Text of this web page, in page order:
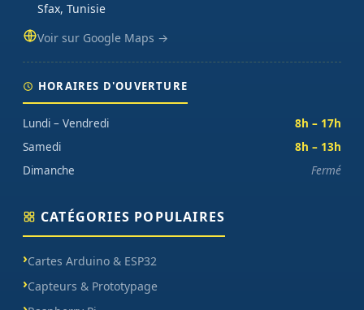
Sfax, Tunisie
Voir sur Google Maps →
HORAIRES D'OUVERTURE
Lundi – Vendredi
8h – 17h
Samedi
8h – 13h
Dimanche
Fermé
CATÉGORIES POPULAIRES
Cartes Arduino & ESP32
Capteurs & Prototypage